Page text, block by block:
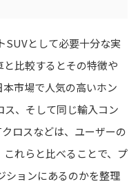
SUVとして必要十分な実
比較するとその特徴や
市場で人気の高いホン
、そして同じ輸入コン
ロスなどは、ユーザーの
れらと比べることで、プ
ションにあるのかを整理